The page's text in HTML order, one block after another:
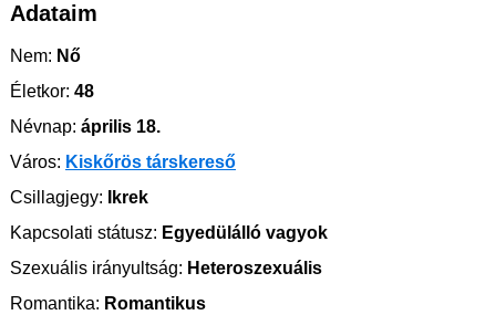
Adataim
Nem: Nő
Életkor: 48
Névnap: április 18.
Város: Kiskőrös társkereső
Csillagjegy: Ikrek
Kapcsolati státusz: Egyedülálló vagyok
Szexuális irányultság: Heteroszexuális
Romantika: Romantikus